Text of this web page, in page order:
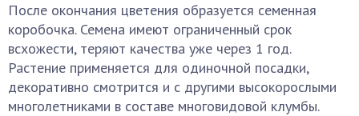
После окончания цветения образуется семенная
коробочка. Семена имеют ограниченный срок
всхожести, теряют качества уже через 1 год.
Растение применяется для одиночной посадки,
декоративно смотрится и с другими высокорослыми
многолетниками в составе многовидовой клумбы.